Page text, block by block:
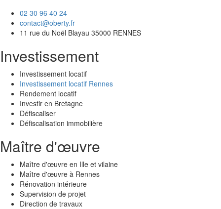
02 30 96 40 24
contact@oberty.fr
11 rue du Noël Blayau 35000 RENNES
Investissement
Investissement locatif
Investissement locatif Rennes
Rendement locatif
Investir en Bretagne
Défiscaliser
Défiscalisation immobilière
Maître d'œuvre
Maître d'œuvre en Ille et vilaine
Maître d'œuvre à Rennes
Rénovation intérieure
Supervision de projet
Direction de travaux